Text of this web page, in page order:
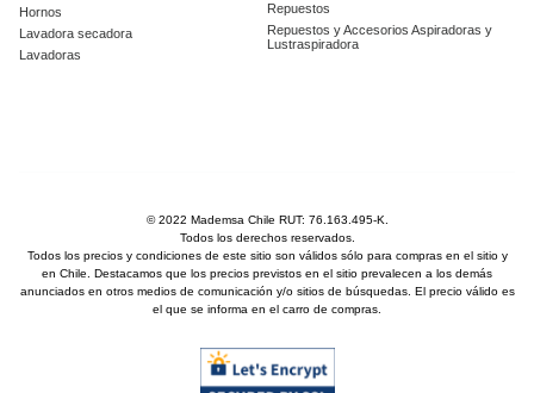
Hornos
Lavadora secadora
Lavadoras
Repuestos
Repuestos y Accesorios Aspiradoras y
Lustraspiradora
© 2022 Mademsa Chile RUT: 76.163.495-K.
Todos los derechos reservados.
Todos los precios y condiciones de este sitio son válidos sólo para compras en el sitio y
en Chile. Destacamos que los precios previstos en el sitio prevalecen a los demás
anunciados en otros medios de comunicación y/o sitios de búsquedas. El precio válido es
el que se informa en el carro de compras.